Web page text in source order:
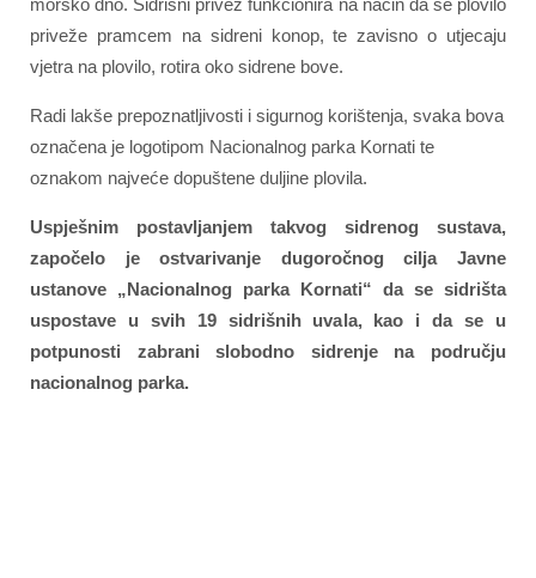
morsko dno. Sidrišni privez funkcionira na način da se plovilo
priveže pramcem na sidreni konop, te zavisno o utjecaju
vjetra na plovilo, rotira oko sidrene bove.
Radi lakše prepoznatljivosti i sigurnog korištenja, svaka bova
označena je logotipom Nacionalnog parka Kornati te
oznakom najveće dopuštene duljine plovila.
Uspješnim postavljanjem takvog sidrenog sustava,
započelo je ostvarivanje dugoročnog cilja Javne
ustanove „Nacionalnog parka Kornati“ da se sidrišta
uspostave u svih 19 sidrišnih uvala, kao i da se u
potpunosti zabrani slobodno sidrenje na području
nacionalnog parka.